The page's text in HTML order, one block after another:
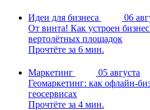
Идеи для бизнеса
06
От винта! Как устроен
вертолётных площадок
Прочтёте за 6 мин.
Маркетинг
05 августа
Геомаркетинг: как офлайн-
геосервисах
Прочтёте за 4 мин.